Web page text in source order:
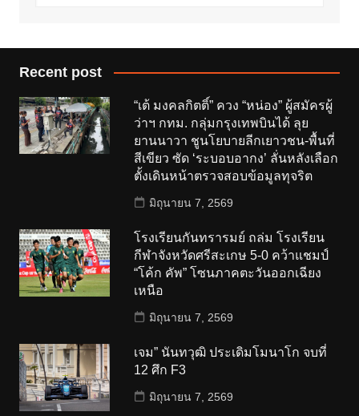
Recent post
“เต้ มงคลกิตติ์” ควง “หน่อง” ผู้สมัครผู้
ว่าฯ กทม. กลุ่มกรุงเทพบินได้ ลุย
ยานนาวา ชูนโยบายลีกเยาวชน-พื้นที่
สีเขียว ซัด ‘ระบอบอากง’ ลั่นหลังเลือก
ตั้งเดินหน้าตรวจสอบข้อมูลทุจริต
มิถุนายน 7, 2569
โรงเรียนกันทรารมย์ ถล่ม โรงเรียน
กีฬาจังหวัดศรีสะเกษ 5-0 คว้าแชมป์
“โค้ก คัพ” โซนภาคตะวันออกเฉียง
เหนือ
มิถุนายน 7, 2569
เจม” นันทวุฒิ ประเดิมโมนาโก จบที่
12 ศึก F3
มิถุนายน 7, 2569